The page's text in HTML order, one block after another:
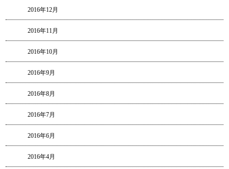
2016年12月
2016年11月
2016年10月
2016年9月
2016年8月
2016年7月
2016年6月
2016年4月